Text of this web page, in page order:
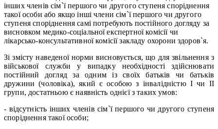
інших членів сім`ї першого чи другого ступеня споріднення
такої особи або якщо інші члени сім`ї першого чи другого
ступеня споріднення самі потребують постійного догляду за
висновком медико-соціальної експертної комісії чи
лікарсько-консультативної комісії закладу охорони здоров`я.
Зі змісту наведеної норми висновується, що для звільнення з
військової служби у випадку необхідності здійснювати
постійний догляд за одним із своїх батьків чи батьків
дружини (чоловіка), який є особою з інвалідністю I чи II
групи, достатньою є наявність однієї з таких умов:
- відсутність інших членів сім`ї першого чи другого ступеня
споріднення такої особи;